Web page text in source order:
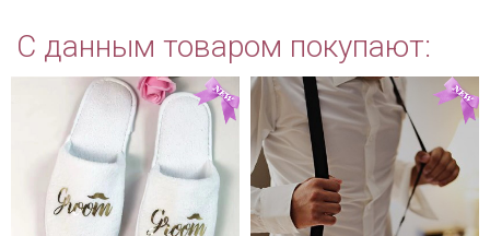
С данным товаром покупают: